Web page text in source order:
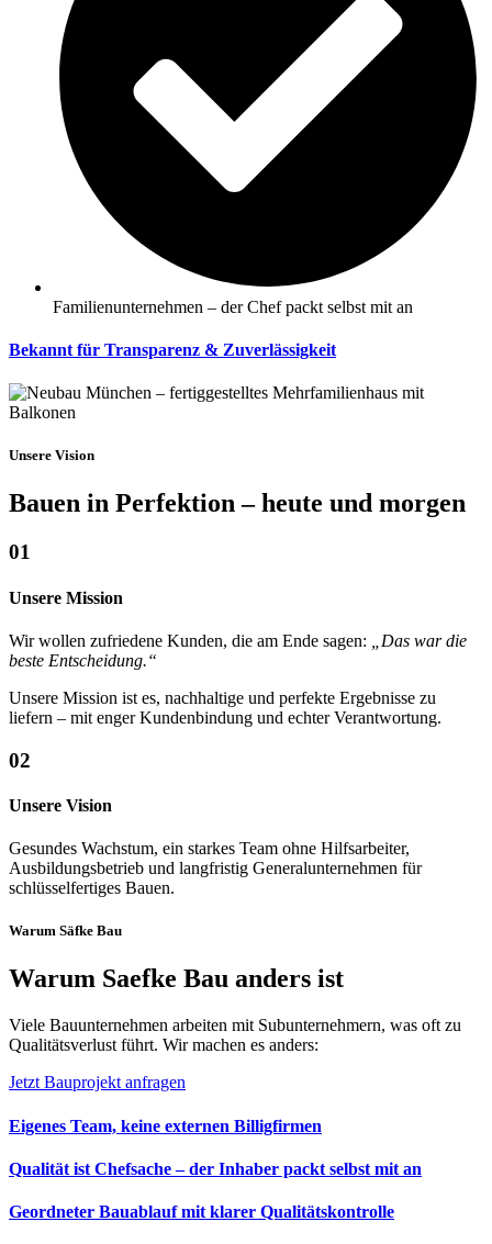
Familienunternehmen – der Chef packt selbst mit an
Bekannt für Transparenz & Zuverlässigkeit
Unsere Vision
Bauen in Perfektion – heute und morgen
01
Unsere Mission
Wir wollen zufriedene Kunden, die am Ende sagen:
„Das war die
beste Entscheidung.“
Unsere Mission ist es, nachhaltige und perfekte Ergebnisse zu
liefern – mit enger Kundenbindung und echter Verantwortung.
02
Unsere Vision
Gesundes Wachstum, ein starkes Team ohne Hilfsarbeiter,
Ausbildungsbetrieb und langfristig Generalunternehmen für
schlüsselfertiges Bauen.
Warum Säfke Bau
Warum Saefke Bau anders ist
Viele Bauunternehmen arbeiten mit Subunternehmern, was oft zu
Qualitätsverlust führt. Wir machen es anders:
Jetzt Bauprojekt anfragen
Eigenes Team, keine externen Billigfirmen
Qualität ist Chefsache – der Inhaber packt selbst mit an
Geordneter Bauablauf mit klarer Qualitätskontrolle